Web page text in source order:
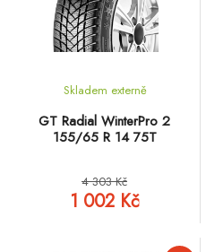
GT Radial WinterPro 2
155/65 R 14 75T
Skladem externě
4 303 Kč
1 002 Kč